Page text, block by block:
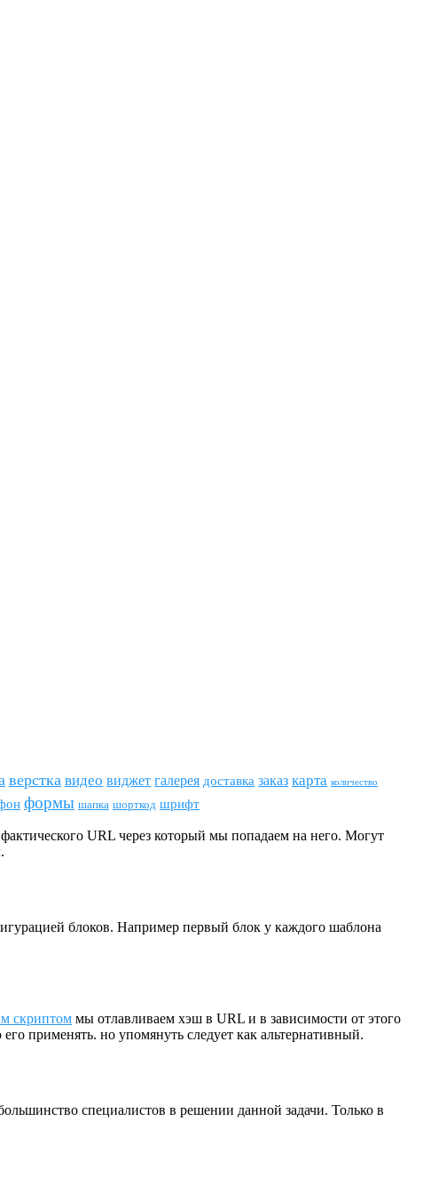
верстка видео виджет галерея доставка заказ карта количество
формы шапка шорткод шрифт
URL через который мы попадаем на него. Могут
блоков. Например первый блок у каждого шаблона
скриптом мы отлавливаем хэш в URL и в зависимости от этого
применять. но упомянуть следует как альтернативный.
специалистов в решении данной задачи. Только в